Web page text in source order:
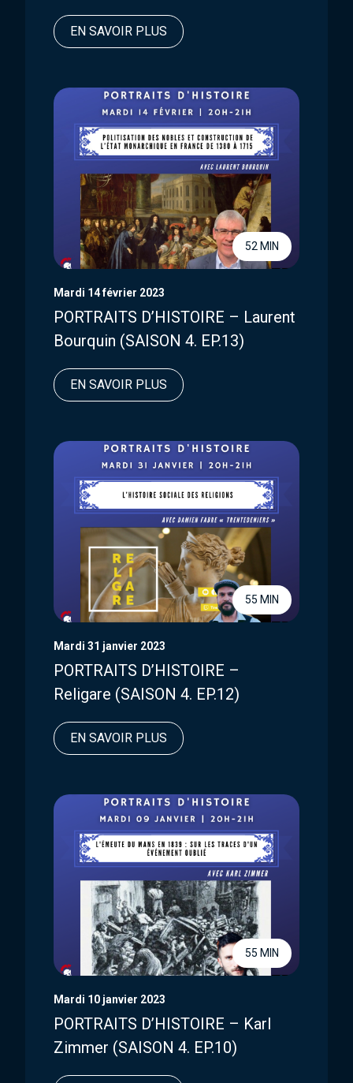
EN SAVOIR PLUS
52 MIN
Mardi 14 février 2023
PORTRAITS D’HISTOIRE – Laurent
Bourquin (SAISON 4. EP.13)
EN SAVOIR PLUS
55 MIN
Mardi 31 janvier 2023
PORTRAITS D’HISTOIRE –
Religare (SAISON 4. EP.12)
EN SAVOIR PLUS
55 MIN
Mardi 10 janvier 2023
PORTRAITS D’HISTOIRE – Karl
Zimmer (SAISON 4. EP.10)